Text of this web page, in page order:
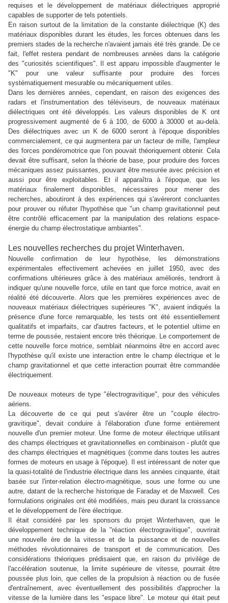
requises et le développement de matériaux diélectriques approprié
capables de supporter de tels potentiels.
En raison surtout de la limitation de la constante diélectrique (K) des
matériaux disponibles durant les études, les forces obtenues dans les
premiers stades de la recherche n'avaient jamais été très grande. De ce
fait, l'effet restera pendant de nombreuses années dans la catégorie
des "curiosités scientifiques". Il est apparu impossible d'augmenter le
"K" pour une valeur suffisante pour produire des forces
systématiquement mesurable ou mécaniquement utiles.
Dans les dernières années, cependant, en raison des exigences des
radars et l'instrumentation des téléviseurs, de nouveaux matériaux
diélectriques ont été développés. Les valeurs disponibles de K ont
progressivement augmenté de 6 à 100, de 6000 à 30000 et au-delà.
Des diélectriques avec un K de 6000 seront à l'époque disponibles
commercialement, ce qui augmentera par un facteur de mille, l'ampleur
des forces pondéromotrice que l'on pouvait théoriquement obtenir. Cela
devait être suffisant, selon la théorie de base, pour produire des forces
mécaniques assez puissantes, pouvant être mesurée avec précision et
aussi pour être exploitables. Et il apparaîtra à l'époque, que les
matériaux finalement disponibles, nécessaires pour mener des
recherches, aboutiront à des expériences qui s'avéreront concluantes
pour prouver ou réfuter l'hypothèse que "un champ gravitationnel peut
être contrôlé efficacement par la manipulation des relations espace-
énergie du champ électrostatique ambiantes".
Les nouvelles recherches du projet Winterhaven.
Nouvelle confirmation de leur hypothèse, les démonstrations
expérimentales effectivement achevées en juillet 1950, avec des
confirmations ultérieures grâce à des matériaux améliorés, tendront à
indiquer qu'une nouvelle force, utile en tant que force motrice, avait en
réalité été découverte. Alors que les premières expériences avec de
nouveaux matériaux diélectriques supérieures "K", avaient indiqués la
présence d'une force remarquable, les tests ont été essentiellement
qualitatifs et imparfaits, car d'autres facteurs, et le potentiel ultime en
terme de poussée, restaient encore très théorique. Le comportement de
cette nouvelle force motrice, semblait néanmoins être en accord avec
l'hypothèse qu'il existe une interaction entre le champ électrique et le
champ gravitationnel et que cette interaction pourrait être commandée
électriquement.
De nouveaux moteurs de type "électrogravitique", pour des véhicules
aériens.
La découverte de ce qui peut s'avérer être un "couple électro-
gravitique", devait conduire à l'élaboration d'une forme entièrement
nouvelle d'un premier moteur. Une forme de moteur électrique utilisant
des champs électriques et gravitationnelles en combinaison - plutôt que
des champs électriques et magnétiques (comme dans toutes les autres
formes de moteurs en usage à l'époque). Il est intéressant de noter que
la quasi-totalité de l'industrie électrique dans les années cinquante, était
basée sur l'inter-relation électro-magnétique, sous une forme ou une
autre, datant de la recherche historique de Faraday et de Maxwell. Ces
formulations originales ont été modifiées, mais peu durant la croissance
et le développement de l'ère électrique.
Il était considéré par les sponsors du projet Winterhaven, que le
développement technique de la "réaction électrogravitique", ouvrirait
une nouvelle ère de la vitesse et de la puissance et de nouvelles
méthodes révolutionnaires de transport et de communication. Des
considérations théoriques prédisaient que, en raison du privilège de
l'accélération soutenue, la limite supérieure de vitesse, pourrait être
poussée plus loin, que celles de la propulsion à réaction ou de fusée
d'entraînement, avec éventuellement des possibilités d'approcher la
vitesse de la lumière dans les "espace libre". Le moteur qui était peut